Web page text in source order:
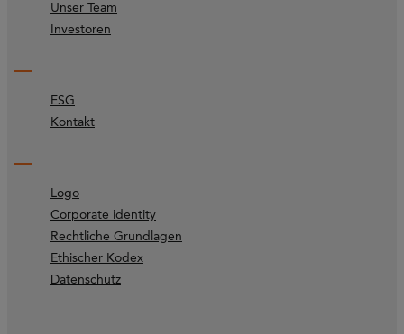
Unser Team
Investoren
ESG
Kontakt
Logo
Corporate identity
Rechtliche Grundlagen
Ethischer Kodex
Datenschutz